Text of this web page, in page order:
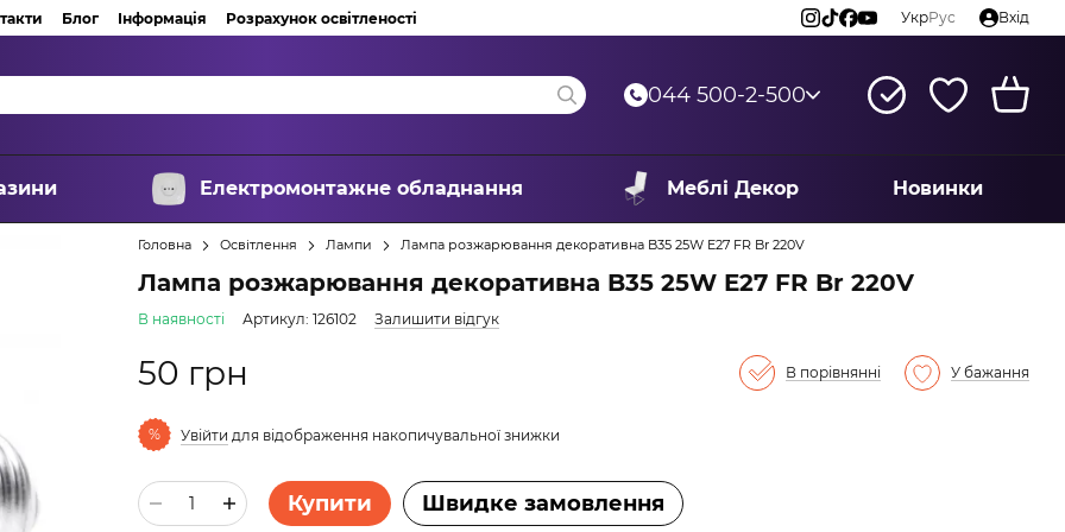
Блог Інформація Розрахунок освітленості УкрРус Вхід
044 500-2-500
Електромонтажне обладнання Меблі Декор Новинки
Головна Освітлення Лампи Лампа розжарювання декоративна B35 25W E27 FR Br 220V
Лампа розжарювання декоративна B35 25W E27 FR Br 220V
В наявності Артикул: 126102 Залишити відгук
50 грн В порівнянні У бажання
% Увійти для відображення накопичувальної знижки
Купити Швидке замовлення